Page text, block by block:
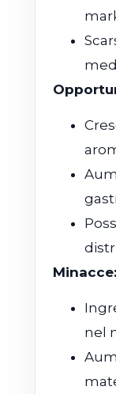
Minacce:
nel